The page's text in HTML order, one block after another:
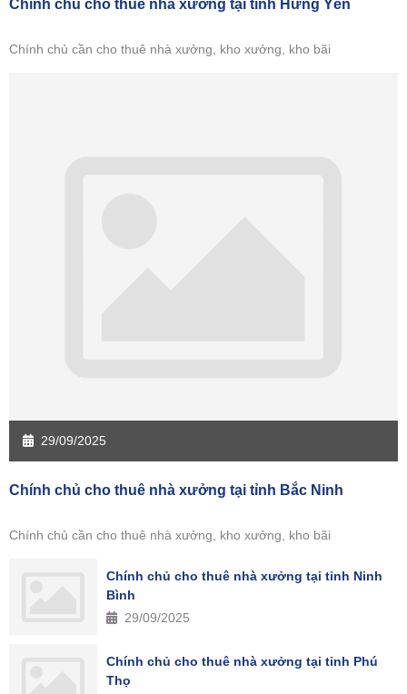
Chính chủ cho thuê nhà xưởng tại tỉnh Hưng Yên
Chính chủ cần cho thuê nhà xưởng, kho xưởng, kho bãi
29/09/2025
Chính chủ cho thuê nhà xưởng tại tỉnh Bắc Ninh
Chính chủ cần cho thuê nhà xưởng, kho xưởng, kho bãi
Chính chủ cho thuê nhà xưởng tại tỉnh Ninh
Bình
29/09/2025
Chính chủ cho thuê nhà xưởng tại tỉnh Phú
Thọ